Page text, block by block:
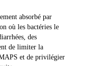
absorbé par
où les bactéries le
des
de limiter la
et de privilégier